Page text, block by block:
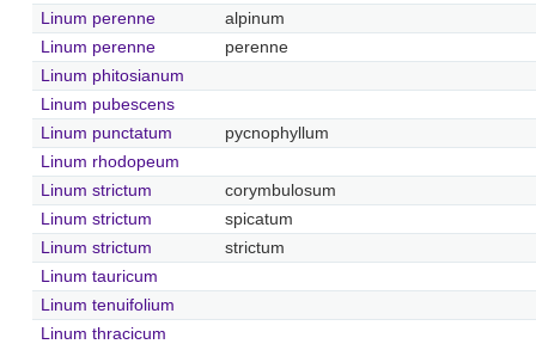
Linum perenne
alpinum
Linum perenne
perenne
Linum phitosianum
Linum pubescens
Linum punctatum
pycnophyllum
Linum rhodopeum
Linum strictum
corymbulosum
Linum strictum
spicatum
Linum strictum
strictum
Linum tauricum
Linum tenuifolium
Linum thracicum